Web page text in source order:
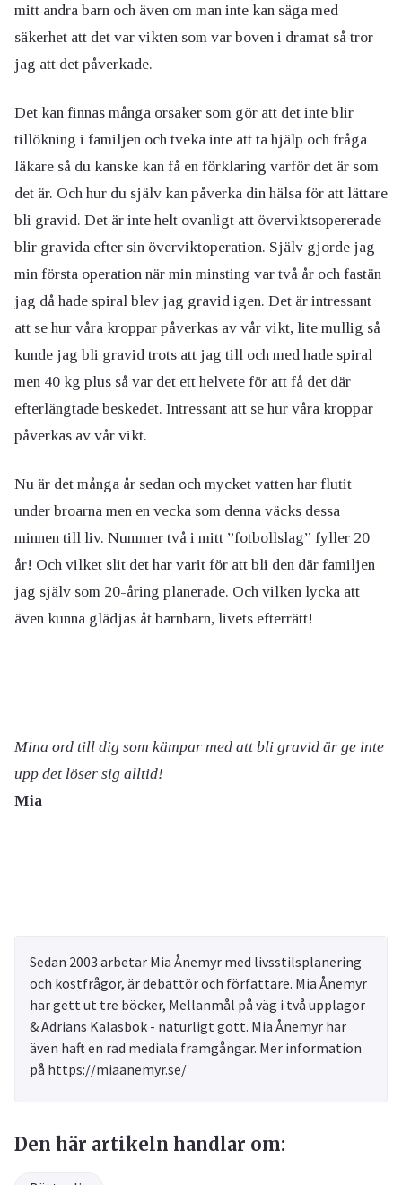
mitt andra barn och även om man inte kan säga med
säkerhet att det var vikten som var boven i dramat så tror
jag att det påverkade.
Det kan finnas många orsaker som gör att det inte blir
tillökning i familjen och tveka inte att ta hjälp och fråga
läkare så du kanske kan få en förklaring varför det är som
det är. Och hur du själv kan påverka din hälsa för att lättare
bli gravid. Det är inte helt ovanligt att överviktsopererade
blir gravida efter sin överviktoperation. Själv gjorde jag
min första operation när min minsting var två år och fastän
jag då hade spiral blev jag gravid igen. Det är intressant
att se hur våra kroppar påverkas av vår vikt, lite mullig så
kunde jag bli gravid trots att jag till och med hade spiral
men 40 kg plus så var det ett helvete för att få det där
efterlängtade beskedet. Intressant att se hur våra kroppar
påverkas av vår vikt.
Nu är det många år sedan och mycket vatten har flutit
under broarna men en vecka som denna väcks dessa
minnen till liv. Nummer två i mitt ”fotbollslag” fyller 20
år! Och vilket slit det har varit för att bli den där familjen
jag själv som 20-åring planerade. Och vilken lycka att
även kunna glädjas åt barnbarn, livets efterrätt!
Mina ord till dig som kämpar med att bli gravid är ge inte
upp det löser sig alltid!
Mia
Sedan 2003 arbetar Mia Ånemyr med livsstilsplanering
och kostfrågor, är debattör och författare. Mia Ånemyr
har gett ut tre böcker, Mellanmål på väg i två upplagor
& Adrians Kalasbok - naturligt gott. Mia Ånemyr har
även haft en rad mediala framgångar. Mer information
på https://miaanemyr.se/
Den här artikeln handlar om: